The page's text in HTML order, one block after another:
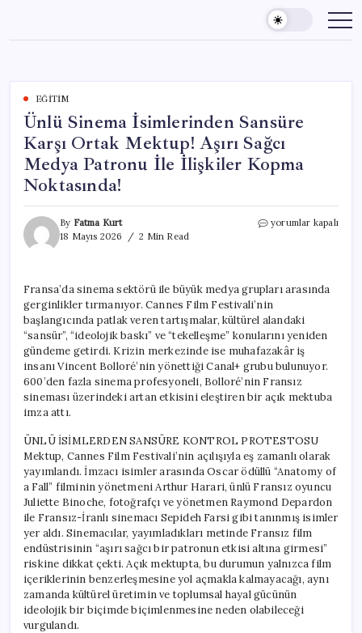
content
EĞITIM
Ünlü Sinema İsimlerinden Sansüre
Karşı Ortak Mektup! Aşırı Sağcı
Medya Patronu İle İlişkiler Kopma
Noktasında!
By Fatma Kurt
18 Mayıs 2026
2 Min Read
Ünlü
Ortak
Mektup!
Aşırı
Sağcı
Medya
Patronu
İle
İlişkiler
Kopma
yorumlar kapalı
Fransa’da sinema sektörü ile büyük medya grupları arasında
gerginlikler tırmanıyor. Cannes Film Festivali’nin
başlangıcında patlak veren tartışmalar, kültürel alandaki
“sansür”, “ideolojik baskı” ve “tekelleşme” konularını yeniden
gündeme getirdi. Krizin merkezinde ise muhafazakâr iş
insanı Vincent Bolloré’nin yönettiği Canal+ grubu bulunuyor.
600’den fazla sinema profesyoneli, Bolloré’nin Fransız
sineması üzerindeki artan etkisini eleştiren bir açık mektuba
imza attı.
ÜNLÜ İSİMLERDEN SANSÜRE KONTROL PROTESTOSU
Mektup, Cannes Film Festivali’nin açılışıyla eş zamanlı olarak
yayımlandı. İmzacı isimler arasında Oscar ödüllü “Anatomy of
a Fall” filminin yönetmeni Arthur Harari, ünlü Fransız oyuncu
Juliette Binoche, fotoğrafçı ve yönetmen Raymond Depardon
ile Fransız-İranlı sinemacı Sepideh Farsi gibi tanınmış isimler
yer aldı. Sinemacılar, yayımladıkları metinde Fransız film
endüstrisinin “aşırı sağcı bir patronun etkisi altına girmesi”
riskine dikkat çekti. Açık mektupta, bu durumun yalnızca film
içeriklerinin benzerleşmesine yol açmakla kalmayacağı, aynı
zamanda kültürel üretimin ve toplumsal hayal gücünün
ideolojik bir biçimde biçimlenmesine neden olabileceği
vurgulandı.